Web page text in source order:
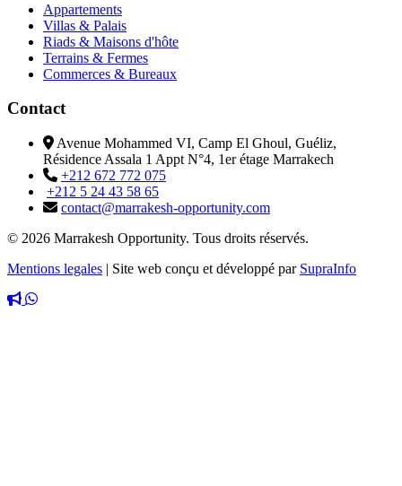
Appartements
Villas & Palais
Riads & Maisons d'hôte
Terrains & Fermes
Commerces & Bureaux
Contact
Avenue Mohammed VI, Camp El Ghoul, Guéliz,
Résidence Assala 1 Appt N°4, 1er étage Marrakech
+212 672 772 075
+212 5 24 43 58 65
contact@marrakesh-opportunity.com
© 2026 Marrakesh Opportunity. Tous droits réservés.
Mentions legales | Site web conçu et développé par SupraInfo